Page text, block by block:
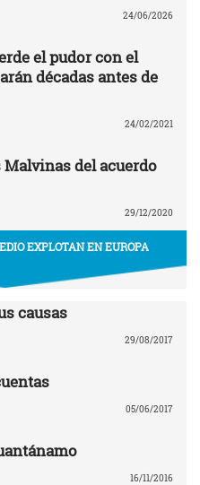
24/06/2026
el pudor con el
décadas antes de
24/02/2021
del acuerdo
29/12/2020
EXPLOTAN EN EUROPA
causas
29/08/2017
05/06/2017
16/11/2016